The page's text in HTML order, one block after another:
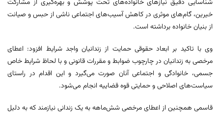
شناسایی دقیق نیازهای خانواده‌های تحت پوشش و بهره‌گیری از مشارکت
خیرین، گام‌های موثری در کاهش آسیب‌های اجتماعی ناشی از حبس و صیانت
از بنیان خانواده برداشته است.
وی با تاکید بر ابعاد حقوقی حمایت از زندانیان واجد شرایط افزود: اعطای
مرخصی به زندانیان در چارچوب ضوابط و مقررات قانونی و با لحاظ شرایط خاص
جسمی، خانوادگی و اجتماعی آنان صورت می‌گیرد و این اقدام در راستای
سیاست‌های اصلاحی و حمایتی قوه قضاییه انجام می‌شود.
قاسمی همچنین از اعطای مرخصی شش‌ماهه به یک زندانی نیازمند که به دلیل